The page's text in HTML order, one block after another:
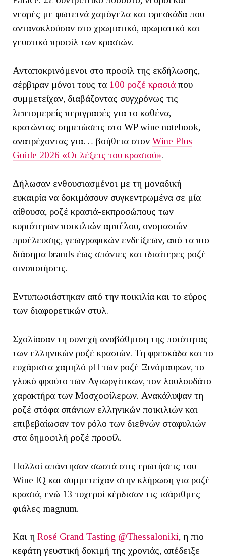
νεαρές με φωτεινά χαμόγελα και φρεσκάδα που
αντανακλούσαν στο χρωματικό, αρωματικό και
γευστικό προφίλ των κρασιών.
Ανταποκρινόμενοι στο προφίλ της εκδήλωσης,
σέρβιραν μόνοι τους τα 100 ροζέ κρασιά που
συμμετείχαν, διαβάζοντας συγχρόνως τις
λεπτομερείς περιγραφές για το καθένα,
κρατώντας σημειώσεις στο WP wine notebook,
ανατρέχοντας για… βοήθεια στον Wine Plus
Guide 2026 «Οι λέξεις του κρασιού».
Δήλωσαν ενθουσιασμένοι με τη μοναδική
ευκαιρία να δοκιμάσουν συγκεντρωμένα σε μία
αίθουσα, ροζέ κρασιά-εκπροσώπους των
κυριότερων ποικιλιών αμπέλου, ονομασιών
προέλευσης, γεωγραφικών ενδείξεων, από τα πιο
διάσημα brands έως σπάνιες και ιδιαίτερες ροζέ
οινοποιήσεις.
Εντυπωσιάστηκαν από την ποικιλία και το εύρος
των διαφορετικών στυλ.
Σχολίασαν τη συνεχή αναβάθμιση της ποιότητας
των ελληνικών ροζέ κρασιών. Τη φρεσκάδα και το
ευχάριστα χαμηλό pH των ροζέ Ξινόμαυρων, το
γλυκό φρούτο των Αγιωργίτικων, τον λουλουδάτο
χαρακτήρα των Μοσχοφίλερων. Ανακάλυψαν τη
ροζέ στόφα σπάνιων ελληνικών ποικιλιών και
επιβεβαίωσαν τον ρόλο των διεθνών σταφυλιών
στα δημοφιλή ροζέ προφίλ.
Πολλοί απάντησαν σωστά στις ερωτήσεις του
Wine IQ και συμμετείχαν στην κλήρωση για ροζέ
κρασιά, ενώ 13 τυχεροί κέρδισαν τις ισάριθμες
φιάλες magnum.
Και η Rosé Grand Tasting @Thessaloniki, η πιο
κεφάτη γευστική δοκιμή της χρονιάς, απέδειξε